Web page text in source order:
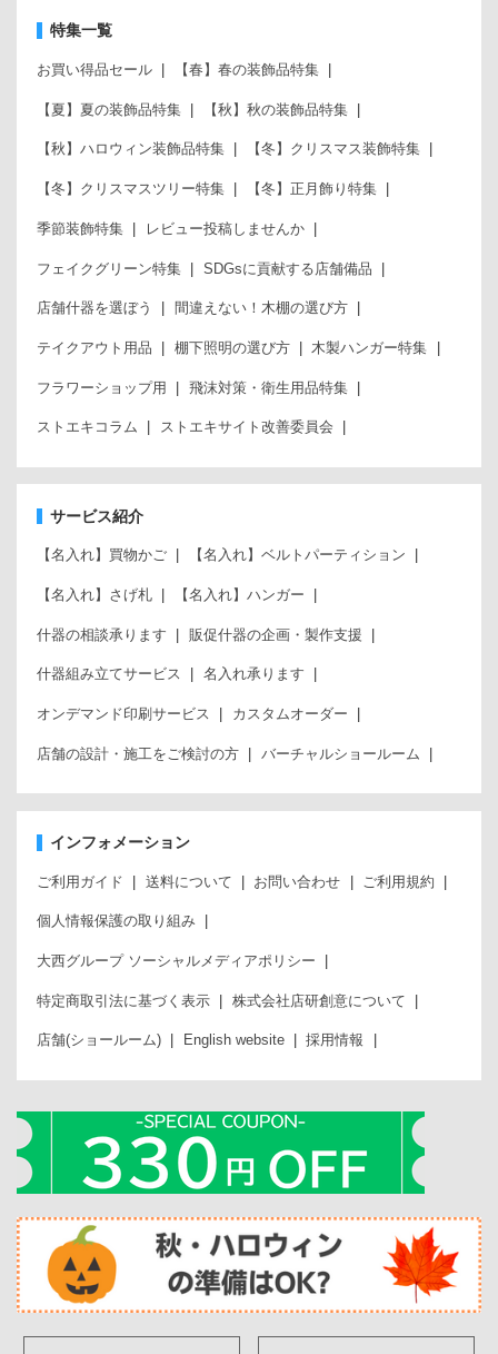
特集一覧
お買い得品セール 【春】春の装飾品特集
【夏】夏の装飾品特集 【秋】秋の装飾品特集
【秋】ハロウィン装飾品特集 【冬】クリスマス装飾特集
【冬】クリスマスツリー特集 【冬】正月飾り特集
季節装飾特集 レビュー投稿しませんか
フェイクグリーン特集 SDGsに貢献する店舗備品
店舗什器を選ぼう 間違えない！木棚の選び方
テイクアウト用品 棚下照明の選び方 木製ハンガー特集
フラワーショップ用 飛沫対策・衛生用品特集
ストエキコラム ストエキサイト改善委員会
サービス紹介
【名入れ】買物かご 【名入れ】ベルトパーティション
【名入れ】さげ札 【名入れ】ハンガー
什器の相談承ります 販促什器の企画・製作支援
什器組み立てサービス 名入れ承ります
オンデマンド印刷サービス カスタムオーダー
店舗の設計・施工をご検討の方 バーチャルショールーム
インフォメーション
ご利用ガイド 送料について お問い合わせ ご利用規約
個人情報保護の取り組み
大西グループ ソーシャルメディアポリシー
特定商取引法に基づく表示 株式会社店研創意について
店舗(ショールーム) English website 採用情報